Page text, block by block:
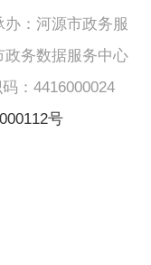
办：河源市政务服
务数据服务中心
：4416000024
号